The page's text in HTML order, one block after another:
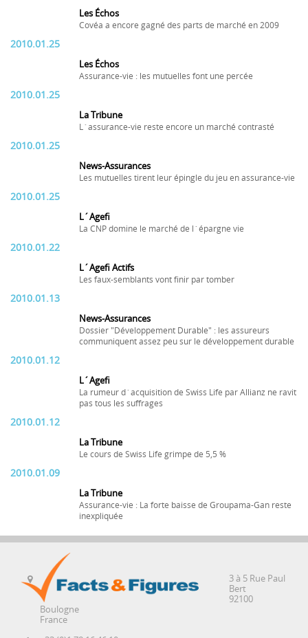
Les Échos
Covéa a encore gagné des parts de marché en 2009
2010.01.25
Les Échos
Assurance-vie : les mutuelles font une percée
2010.01.25
La Tribune
L´assurance-vie reste encore un marché contrasté
2010.01.25
News-Assurances
Les mutuelles tirent leur épingle du jeu en assurance-vie
2010.01.25
L´Agefi
La CNP domine le marché de l´épargne vie
2010.01.22
L´Agefi Actifs
Les faux-semblants vont finir par tomber
2010.01.13
News-Assurances
Dossier "Développement Durable" : les assureurs
communiquent assez peu sur le développement durable
2010.01.12
L´Agefi
La rumeur d´acquisition de Swiss Life par Allianz ne ravit
pas tous les suffrages
2010.01.12
La Tribune
Le cours de Swiss Life grimpe de 5,5 %
2010.01.09
La Tribune
Assurance-vie : La forte baisse de Groupama-Gan reste
inexpliquée
3 à 5 Rue Paul
Bert
92100
Boulogne
France